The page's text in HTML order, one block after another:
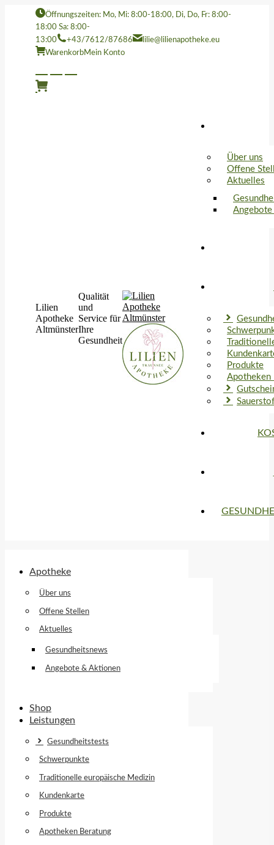
Öffnungszeiten: Mo, Mi: 8:00-18:00, Di, Do, Fr: 8:00-
18:00 Sa: 8:00-
13:00
+43/7612/87686
lilie@lilienapotheke.eu
WarenkorbMein Konto
Lilien
Apotheke
Altmünster
Qualität
und
Service für
Ihre
Gesundheit
Über uns
Offene
Aktuelles
Produkte
Apotheken
Apotheke
Über uns
Offene Stellen
Aktuelles
Gesundheitsnews
Angebote & Aktionen
Shop
Leistungen
Gesundheitstests
Schwerpunkte
Traditionelle europäische Medizin
Kundenkarte
Produkte
Apotheken Beratung